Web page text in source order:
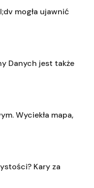
mogła ujawnić
Danych jest także
Wyciekła mapa,
Kary za